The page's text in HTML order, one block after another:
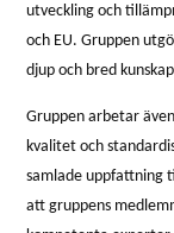
utveckling och
och EU. Gruppen
djup och bred
Gruppen arbetar
kvalitet och
samlade uppfattning
att gruppens